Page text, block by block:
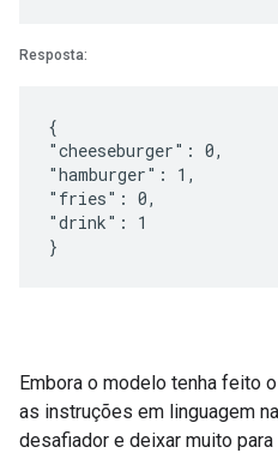
Resposta:
{
"cheeseburger": 0,
"hamburger": 1,
"fries": 0,
"drink": 1
Embora o modelo tenha feito
as instruções em linguagem
desafiador e deixar muito